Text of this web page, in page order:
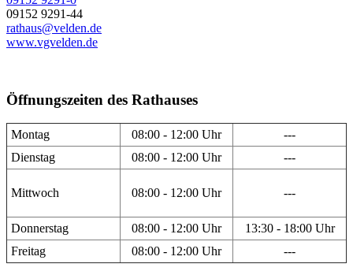
09152 9291-44
rathaus@velden.de
www.vgvelden.de
Öffnungszeiten des Rathauses
Montag 08:00 - 12:00 Uhr
---
Dienstag
08:00 - 12:00 Uhr ---
Mittwoch 08:00 - 12:00 Uhr ---
Donnerstag 08:00 - 12:00 Uhr
13:30 - 18:00 Uhr
Freitag
08:00 - 12:00 Uhr ---